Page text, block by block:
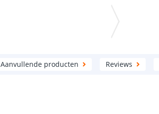
Aanvullende producten Reviews